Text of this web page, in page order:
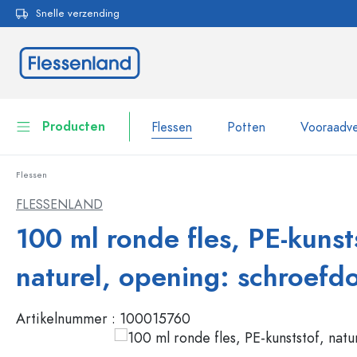
Ga naar de hoofdnavigatie
Snelle verzending
Producten Flessen Potten
Potten
Cosmetische verpakkingen
Flessen per merk
WECK flessen
Glazen flessen 100 ml
Flessen
FLESSENLAND
100 ml ronde fles, PE-
naturel, opening:
Artikelnummer : 100015760